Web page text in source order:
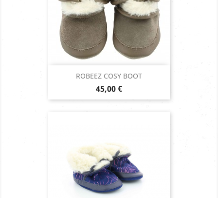
ROBEEZ COSY BOOT
Prix
45,00 €